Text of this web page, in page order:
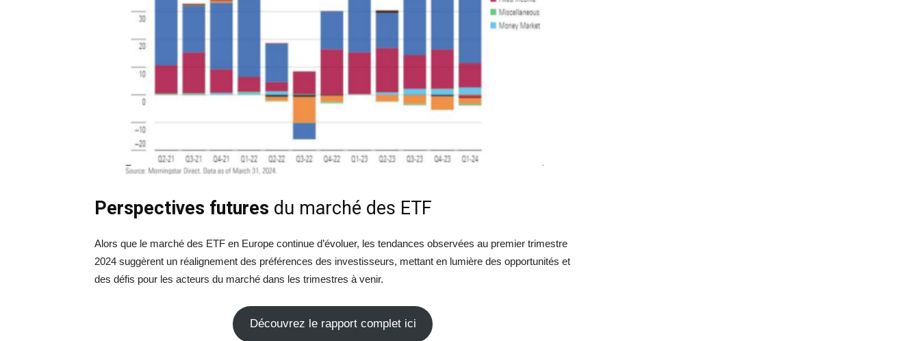
Perspectives futures du marché des ETF
Alors que le marché des ETF en Europe continue d’évoluer, les tendances observées au premier trimestre
2024 suggèrent un réalignement des préférences des investisseurs, mettant en lumière des opportunités et
des défis pour les acteurs du marché dans les trimestres à venir.
Découvrez le rapport complet ici